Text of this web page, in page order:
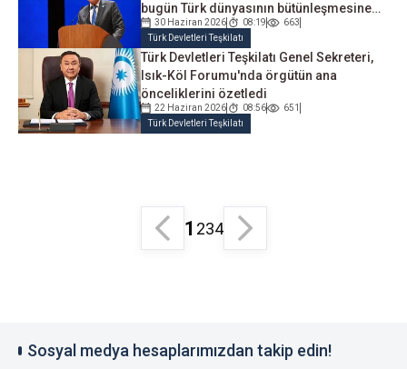
bugün Türk dünyasının bütünleşmesine
hizmet etmeye devam ediyor
30 Haziran 2026 08:19
663
Türk Devletleri Teşkilatı
Türk Devletleri Teşkilatı Genel Sekreteri,
Isık-Köl Forumu'nda örgütün ana
önceliklerini özetledi
22 Haziran 2026 08:56
651
Türk Devletleri Teşkilatı
1 234
Sosyal medya hesaplarımızdan takip edin!